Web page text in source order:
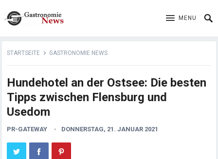
MENU
STARTSEITE GASTRONOMIE NEWS
Hundehotel an der Ostsee: Die besten
Tipps zwischen Flensburg und
Usedom
PR-GATEWAY DONNERSTAG, 21. JANUAR 2021